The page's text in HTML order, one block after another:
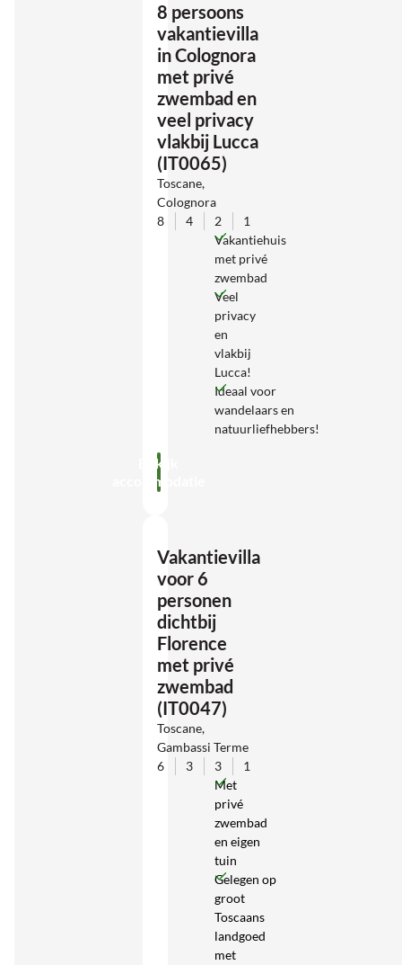
8 persoons
vakantievilla
in Colognora
met privé
zwembad en
veel privacy
vlakbij Lucca
(IT0065)
Toscane,
Colognora
8
4 2
1
Vakantiehuis
met privé
zwembad
Veel
privacy
en
vlakbij
Lucca!
Ideaal voor
wandelaars en
natuurliefhebbers!
Bekijk
accommodatie
Vakantievilla
voor 6
personen
dichtbij
Florence
met privé
zwembad
(IT0047)
Toscane,
Gambassi Terme
6
3 3
1
Met
privé
zwembad
en eigen
tuin
Gelegen op
groot
Toscaans
landgoed
met